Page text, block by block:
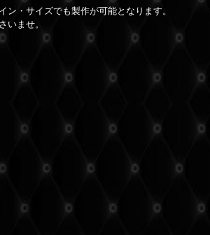
・サイズでも製作が可能となります。
いませ。